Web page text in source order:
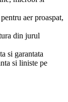
aer proaspat,
din jurul
si garantata
si liniste pe